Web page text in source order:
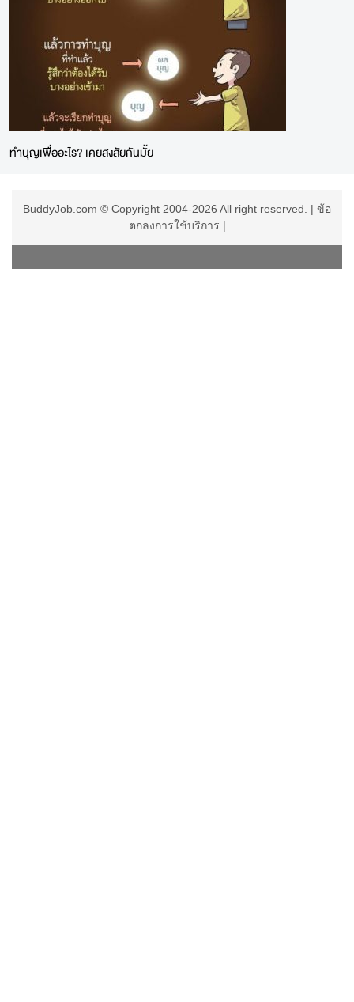
ทำบุญเพื่ออะไร? เคยสงสัยกันมั้ย
BuddyJob.com © Copyright 2004-2026 All right reserved. | ข้อ
ตกลงการใช้บริการ |